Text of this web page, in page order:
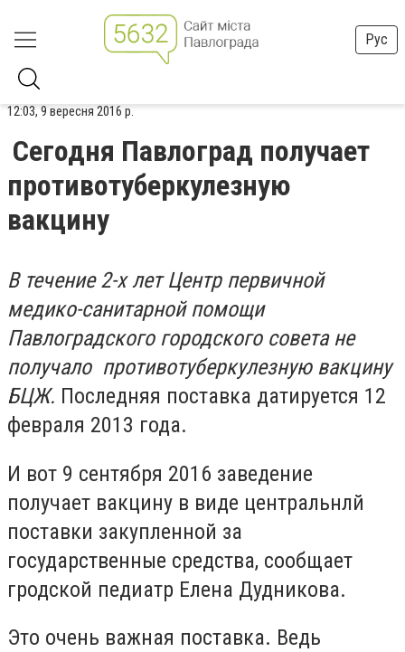
Рус
12:03, 9 вересня 2016 р.
Сегодня Павлоград получает
противотуберкулезную
вакцину
В течение 2-х лет Центр первичной
медико-санитарной помощи
Павлоградского городского совета не
получало противотуберкулезную вакцину
БЦЖ. Последняя поставка датируется 12
февраля 2013 года.
И вот 9 сентября 2016 заведение
получает вакцину в виде центральнлй
поставки закупленной за
государственные средства, сообщает
гродской педиатр Елена Дудникова.
Это очень важная поставка. Ведь